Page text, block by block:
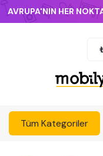
AVRUPA'NIN HER
Tüm Kategoriler